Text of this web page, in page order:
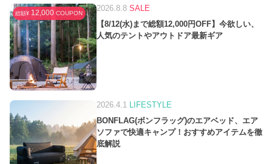
総額¥ 12,000 COUPON
2026.8.8 SALE
【8/12(水)まで総額12,000円OFF】今欲しい、
人気のテントやアウトドア最新ギア
2026.4.1
LIFESTYLE
BONFLAG(ボンフラッグ)のエアベッド、エア
ソファで快適キャンプ！おすすめアイテムを徹
底解説